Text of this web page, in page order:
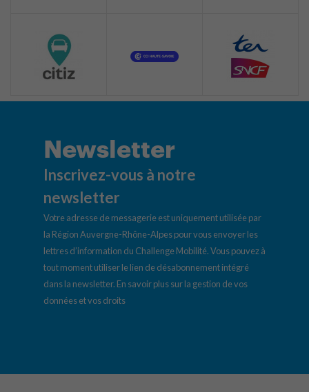
Newsletter
Inscrivez-vous à notre
newsletter
Votre adresse de messagerie est uniquement utilisée par
la Région Auvergne-Rhône-Alpes pour vous envoyer les
lettres d’information du Challenge Mobilité. Vous pouvez à
tout moment utiliser le lien de désabonnement intégré
dans la newsletter. En savoir plus sur la gestion de vos
données et vos droits